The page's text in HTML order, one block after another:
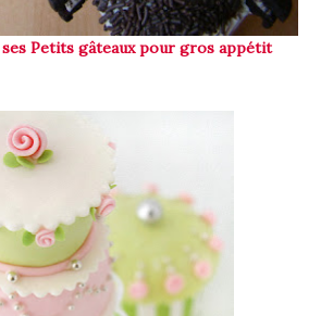
ses Petits gâteaux pour gros appétit